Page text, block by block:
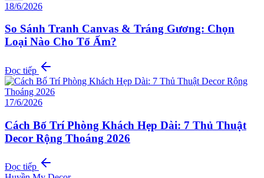
18/6/2026
So Sánh Tranh Canvas & Tráng Gương: Chọn
Loại Nào Cho Tổ Ấm?
Đọc tiếp
17/6/2026
Cách Bố Trí Phòng Khách Hẹp Dài: 7 Thủ Thuật
Decor Rộng Thoáng 2026
Đọc tiếp